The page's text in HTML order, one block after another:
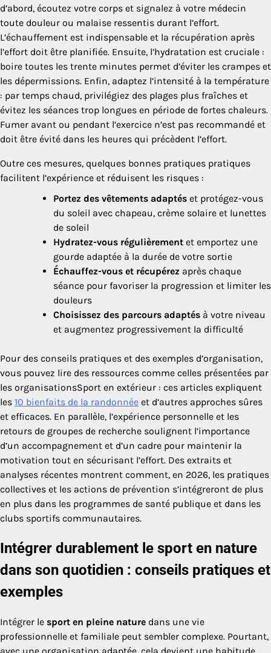
d’abord, écoutez votre corps et signalez à votre médecin
toute douleur ou malaise ressentis durant l’effort.
L’échauffement est indispensable et la récupération après
l’effort doit être planifiée. Ensuite, l’hydratation est cruciale :
boire toutes les trente minutes permet d’éviter les crampes et
les dépermissions. Enfin, adaptez l’intensité à la température
: par temps chaud, privilégiez des plages plus fraîches et
évitez les séances trop longues en période de fortes chaleurs.
Fumer avant ou pendant l’exercice n’est pas recommandé et
doit être évité dans les heures qui précèdent l’effort.
Outre ces mesures, quelques bonnes pratiques pratiques
facilitent l’expérience et réduisent les risques :
Portez des vêtements adaptés et protégez-vous
du soleil avec chapeau, crème solaire et lunettes
de soleil
Hydratez-vous régulièrement et emportez une
gourde adaptée à la durée de votre sortie
Échauffez-vous et récupérez après chaque
séance pour favoriser la progression et limiter les
douleurs
Choisissez des parcours adaptés à votre niveau
et augmentez progressivement la difficulté
Pour des conseils pratiques et des exemples d’organisation,
vous pouvez lire des ressources comme celles présentées par
les organisationsSport en extérieur : ces articles expliquent
les 10 bienfaits de la randonnée et d’autres approches sûres
et efficaces. En parallèle, l’expérience personnelle et les
retours de groupes de recherche soulignent l’importance
d’un accompagnement et d’un cadre pour maintenir la
motivation tout en sécurisant l’effort. Des extraits et
analyses récentes montrent comment, en 2026, les pratiques
collectives et les actions de prévention s’intégreront de plus
en plus dans les programmes de santé publique et dans les
clubs sportifs communautaires.
Intégrer durablement le sport en nature
dans son quotidien : conseils pratiques et
exemples
Intégrer le sport en pleine nature dans une vie
professionnelle et familiale peut sembler complexe. Pourtant,